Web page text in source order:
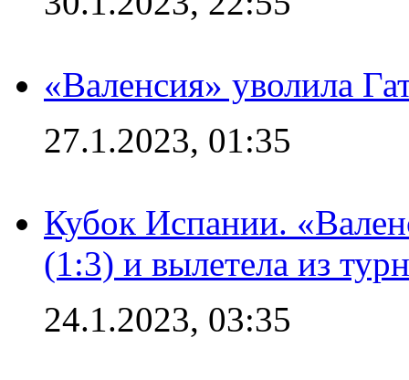
«Валенсия» уволила
27.1.2023, 01:35
Кубок Испании.
(1:3) и вылетела из
24.1.2023, 03:35